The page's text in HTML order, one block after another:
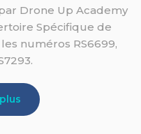
Drone Up Academy
Spécifique de
numéros RS6699,